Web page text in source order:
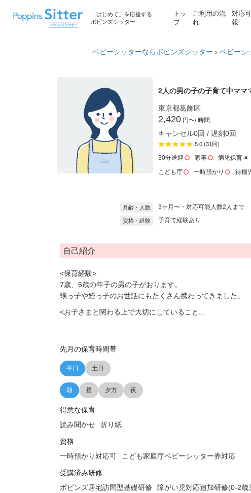
「はじめて」を応援する
ポピンズシッター
トッ
プ
ご利用の流
れ
対応
報
ベビーシッターならポピンズシッター › ベビーシ
2人の男の子の子育て中ママ
東京都葛飾区
2,420 円〜/ 時間
キャンセル0回 / 遅刻0回
5.0 (31回)
30分送迎 家事 病児保育
こども庁
一時預かり 待機
月齢・人数 3ヶ月〜・対応可能人数2人まで
資格・経験 子育て経験あり
自己紹介
<保育経験>
7歳、6歳の年子の男の子がおります。
甥っ子や姪っ子のお世話にもたくさん携わってきました。
<お子さまと関わる上で大切にしていること
先月の保育時間帯
平日 土日
朝 昼 夕方 夜
得意な保育
読み聞かせ 折り紙
資格
一時預かり対応可 こども家庭庁ベビーシッター券対応
受講済み研修
ポピンズ居宅訪問型基礎研修
障がい児対応追加研修(0-2歳